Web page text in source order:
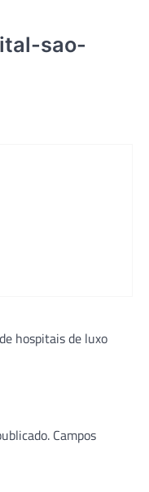
sao-
hospitais de luxo
Campos